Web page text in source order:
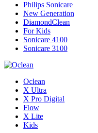
Philips Sonicare
New Generation
DiamondClean
For Kids
Sonicare 4100
Sonicare 3100
Oclean
X Ultra
X Pro Digital
Flow
X Lite
Kids